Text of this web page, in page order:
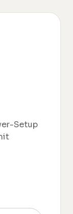
Setup